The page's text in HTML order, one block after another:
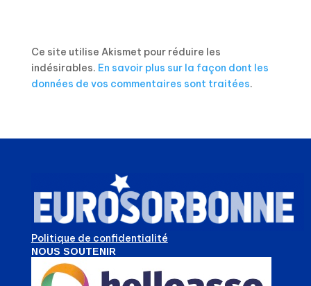
Ce site utilise Akismet pour réduire les
indésirables. En savoir plus sur la façon dont les
données de vos commentaires sont traitées.
Politique de confidentialité
NOUS SOUTENIR